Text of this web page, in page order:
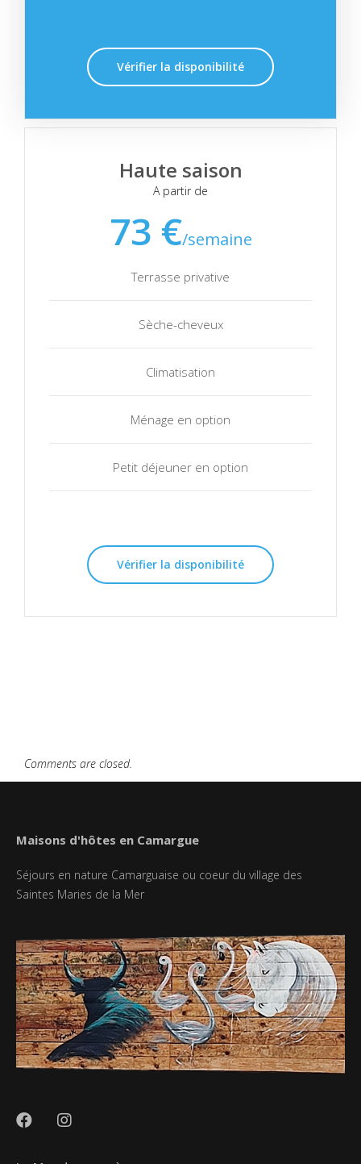
Vérifier la disponibilité
Haute saison
A partir de
73 €/semaine
Terrasse privative
Sèche-cheveux
Climatisation
Ménage en option
Petit déjeuner en option
Vérifier la disponibilité
Comments are closed.
Maisons d'hôtes en Camargue
Séjours en nature Camarguaise ou coeur du village des
Saintes Maries de la Mer